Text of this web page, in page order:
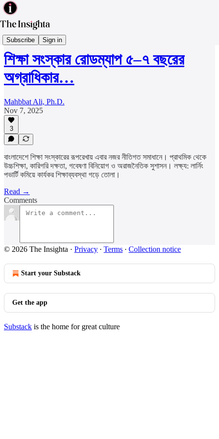
Subscribe Sign in
Education
শিক্ষা সংস্কার রোডম্যাপ ৫–৭ বছরের
অগ্রাধিকার…
Mahbbat Ali, Ph.D.
Nov 7, 2025
3
বাংলাদেশে শিক্ষা সংস্কারের রূপরেখায় এবার নজর নীতিগত সমাধানে। প্রাথমিক থেকে
উচ্চশিক্ষা, কারিগরি দক্ষতা, গবেষণা বিনিয়োগ ও অরাজনৈতিক সুশাসন। লক্ষ্য: লার্নিং
পভার্টি কমিয়ে কার্যকর শিক্ষাব্যবস্থা গড়ে তোলা।
Read →
Comments
© 2026 The Insighta · Privacy ∙ Terms ∙ Collection notice
Start your Substack
Get the app
Substack is the home for great culture